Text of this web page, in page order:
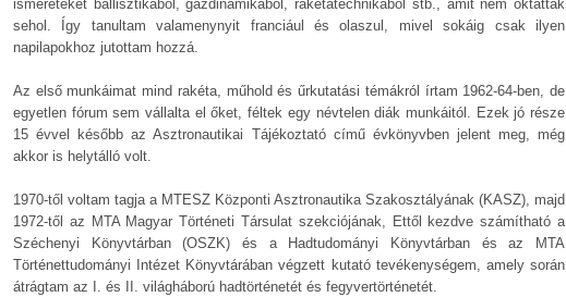
ismereteket ballisztikából, gázdinamikából, rakétatechnikából stb., amit nem oktattak
sehol. Így tanultam valamenynyit franciául és olaszul, mivel sokáig csak ilyen
napilapokhoz jutottam hozzá.
Az első munkáimat mind rakéta, műhold és űrkutatási témákról írtam 1962-64-ben, de
egyetlen fórum sem vállalta el őket, féltek egy névtelen diák munkáitól. Ezek jó része
15 évvel később az Asztronautikai Tájékoztató című évkönyvben jelent meg, még
akkor is helytálló volt.
1970-től voltam tagja a MTESZ Központi Asztronautika Szakosztályának (KASZ), majd
1972-től az MTA Magyar Történeti Társulat szekciójának, Ettől kezdve számítható a
Széchenyi Könyvtárban (OSZK) és a Hadtudományi Könyvtárban és az MTA
Történettudományi Intézet Könyvtárában végzett kutató tevékenységem, amely során
átrágtam az I. és II. világháború hadtörténetét és fegyvertörténetét.